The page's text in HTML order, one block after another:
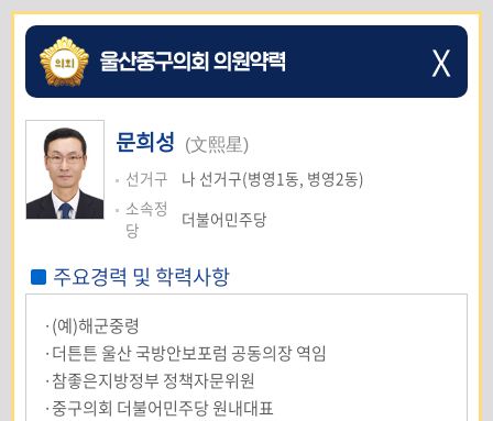
X
문희성 (文熙星)
선거구
나 선거구(병영1동, 병영2동)
소속정
당
더불어민주당
주요경력 및 학력사항
·(예)해군중령
·더튼튼 울산 국방안보포럼 공동의장 역임
·참좋은지방정부 정책자문위원
·중구의회 더불어민주당 원내대표